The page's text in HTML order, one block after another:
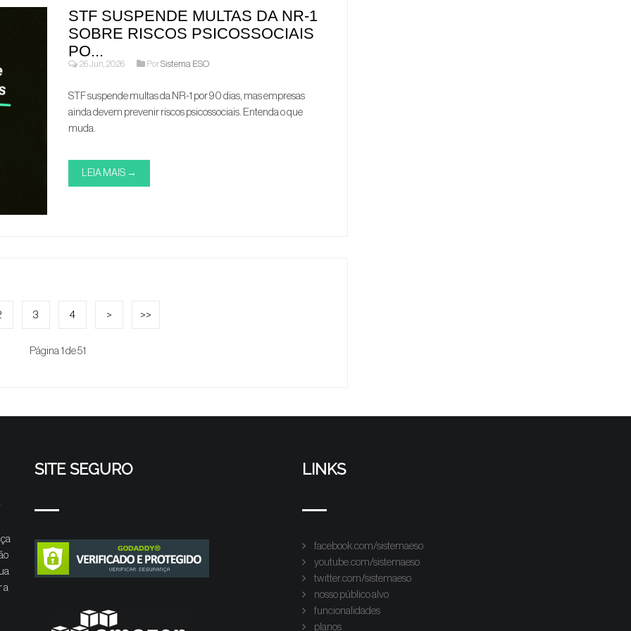
STF SUSPENDE MULTAS DA NR-1
SOBRE RISCOS PSICOSSOCIAIS
PO...
26 Jun, 2026 PorSistema ESO
STF suspende multas da NR-1 por 90 dias, mas empresas
ainda devem prevenir riscos psicossociais. Entenda o que
muda.
LEIA MAIS →
3 4 > >>
Página 1 de 51
a
SITE SEGURO LINKS
facebook.com/sistemaeso
youtube.com/sistemaeso
twitter.com/sistemaeso
nosso público alvo
funcionalidades
planos